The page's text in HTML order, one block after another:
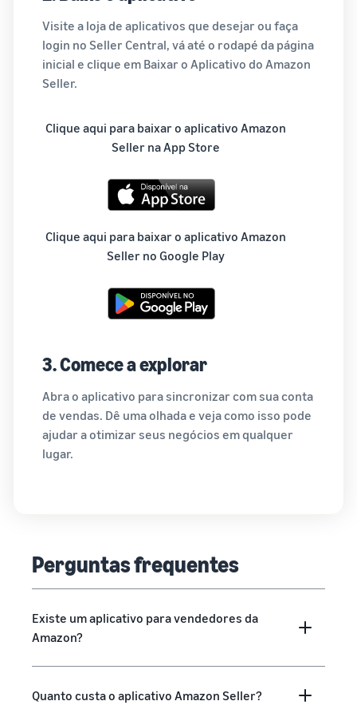
Visite a loja de aplicativos que desejar ou faça
login no Seller Central, vá até o rodapé da página
inicial e clique em Baixar o Aplicativo do Amazon
Seller.
Clique aqui para baixar o aplicativo Amazon
Seller na App Store
Clique aqui para baixar o aplicativo Amazon
Seller no Google Play
3. Comece a explorar
Abra o aplicativo para sincronizar com sua conta
de vendas. Dê uma olhada e veja como isso pode
ajudar a otimizar seus negócios em qualquer
lugar.
Perguntas frequentes
Existe um aplicativo para vendedores da
Amazon?
Quanto custa o aplicativo Amazon Seller?